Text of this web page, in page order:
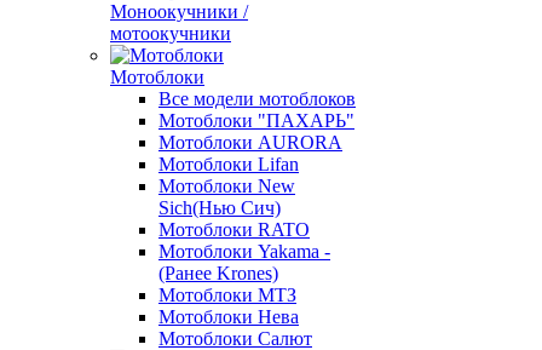
Моноокучники /
мотоокучники
Мотоблоки
Все модели мотоблоков
Мотоблоки "ПАХАРЬ"
Мотоблоки AURORA
Мотоблоки Lifan
Мотоблоки New
Sich(Нью Сич)
Мотоблоки RATO
Мотоблоки Yakama -
(Ранее Krones)
Мотоблоки МТЗ
Мотоблоки Нева
Мотоблоки Салют